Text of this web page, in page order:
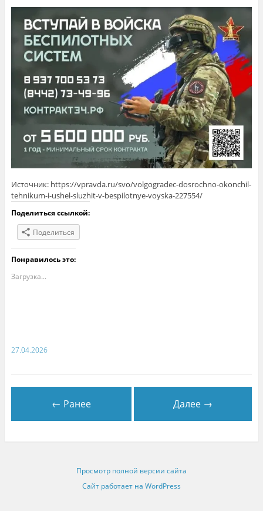
Источник: https://vpravda.ru/svo/volgogradec-dosrochno-okonchil-
tehnikum-i-ushel-sluzhit-v-bespilotnye-voyska-227554/
Поделиться ссылкой:
Поделиться
Понравилось это:
Загрузка...
27.04.2026
← Ранее Далее →
Просмотр полной версии сайта
Сайт работает на WordPress